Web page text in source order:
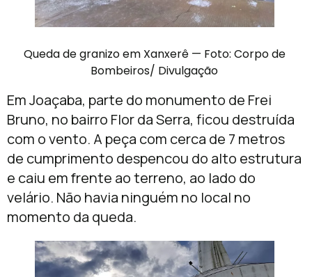
Queda de granizo em Xanxerê — Foto: Corpo de
Bombeiros/ Divulgação
Em Joaçaba, parte do monumento de Frei
Bruno, no bairro Flor da Serra, ficou destruída
com o vento. A peça com cerca de 7 metros
de cumprimento despencou do alto estrutura
e caiu em frente ao terreno, ao lado do
velário. Não havia ninguém no local no
momento da queda.